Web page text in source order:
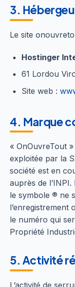
3.
Le site
Hostinger
61 Lordou
Site web :
4. Marque
« OnOuvreTout
exploitée par la
société est en
auprès de
le symbole ® ne
l’enregistrement
le numéro qui
Propriété
5. Activité
L’activité de